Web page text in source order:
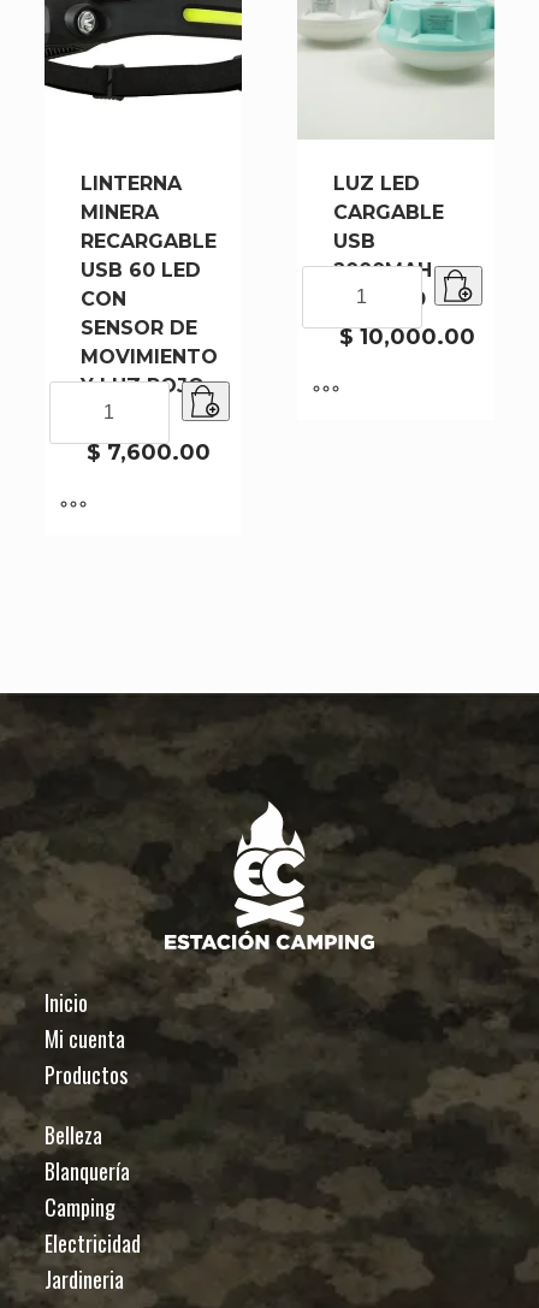
LINTERNA
MINERA
RECARGABLE
USB 60 LED
CON
SENSOR DE
MOVIMIENTO
Y LUZ ROJO
(689-1)
$7,600.00
MINERA
RECARGABLE
60
LUZ LED
CARGABLE
USB
2000MAH
XJ30-100
$10,000.00
CARGABLE
2000MAH
Inicio
Mi cuenta
Productos
Belleza
Blanquería
Camping
Electricidad
Jardineria